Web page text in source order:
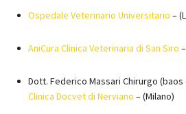
Ospedale Veterinario Universitario –
AniCura Clinica Veterinaria di San Siro
Dott. Federico Massari Chirurgo
Clinica Docvet di Nerviano – (Milano)